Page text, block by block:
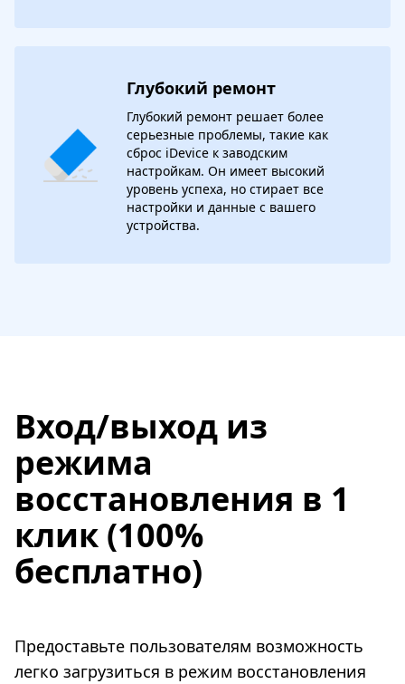
Глубокий ремонт
Глубокий ремонт решает более
серьезные проблемы, такие как
сброс iDevice к заводским
настройкам. Он имеет высокий
уровень успеха, но стирает все
настройки и данные с вашего
устройства.
Вход/выход из
режима
восстановления в 1
клик (100%
бесплатно)
Предоставьте пользователям возможность
легко загрузиться в режим восстановления